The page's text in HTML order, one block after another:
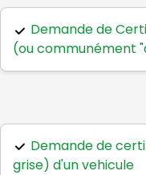
Demande de
(ou communément
Demande de
grise) d'un vehicule